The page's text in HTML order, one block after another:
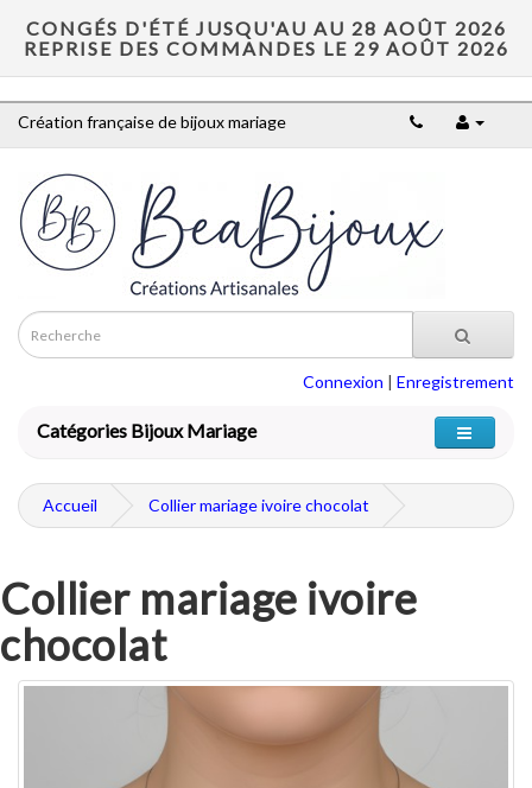
CONGÉS D'ÉTÉ JUSQU'AU AU 28 AOÛT 2026
REPRISE DES COMMANDES LE 29 AOÛT 2026
Création française de bijoux mariage
Connexion | Enregistrement
Catégories Bijoux Mariage
Accueil Collier mariage ivoire chocolat
Collier mariage ivoire
chocolat